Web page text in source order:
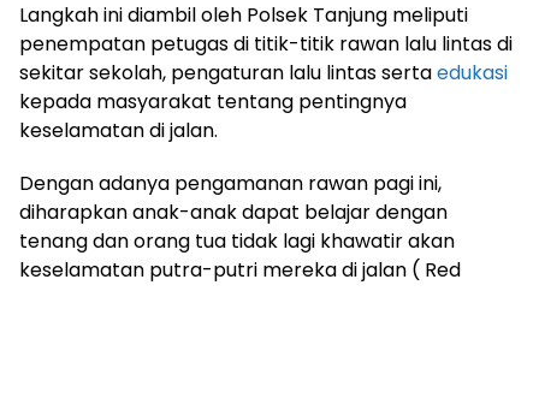
Langkah ini diambil oleh Polsek Tanjung meliputi
penempatan petugas di titik-titik rawan lalu lintas di
sekitar sekolah, pengaturan lalu lintas sertaedukasi
kepada masyarakat tentang pentingnya
keselamatan di jalan.
Dengan adanya pengamanan rawan pagi ini,
diharapkan anak-anak dapat belajar dengan
tenang dan orang tua tidak lagi khawatir akan
keselamatan putra-putri mereka di jalan ( Red